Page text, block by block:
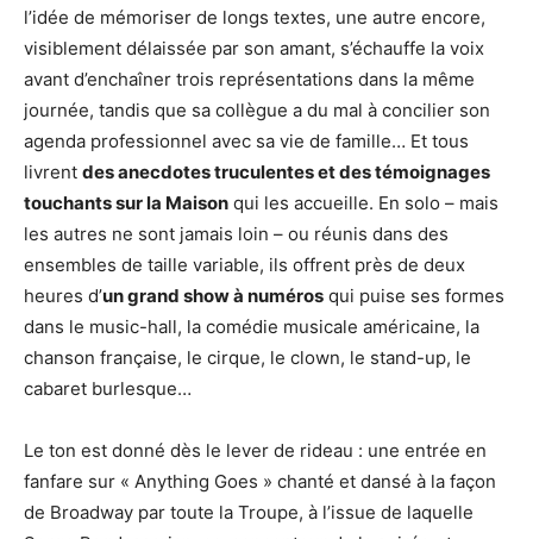
l’idée de mémoriser de longs textes, une autre encore,
visiblement délaissée par son amant, s’échauffe la voix
avant d’enchaîner trois représentations dans la même
journée, tandis que sa collègue a du mal à concilier son
agenda professionnel avec sa vie de famille… Et tous
livrent des anecdotes truculentes et des témoignages
touchants sur la Maison qui les accueille. En solo – mais
les autres ne sont jamais loin – ou réunis dans des
ensembles de taille variable, ils offrent près de deux
heures d’un grand show à numéros qui puise ses formes
dans le music-hall, la comédie musicale américaine, la
chanson française, le cirque, le clown, le stand-up, le
cabaret burlesque…
Le ton est donné dès le lever de rideau : une entrée en
fanfare sur « Anything Goes » chanté et dansé à la façon
de Broadway par toute la Troupe, à l’issue de laquelle